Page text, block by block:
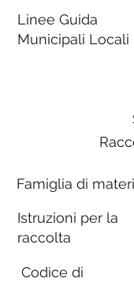
Famiglia di
Istruzioni per la
raccolta
Codice di
Linee Guida
Municipali Locali